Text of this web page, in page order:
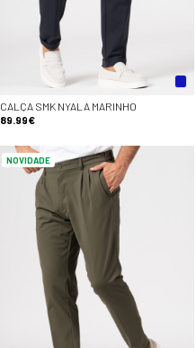
CALÇA SMK NYALA MARINHO
89.99€
NOVIDADE